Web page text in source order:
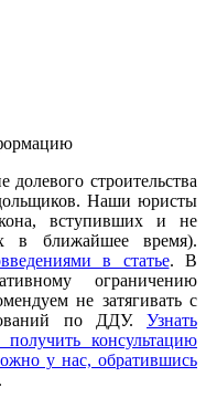
долевого строительства
Наши юристы
вступивших и не
в ближайшее время).
в статье. В
ограничению
не затягивать с
по ДДУ. Узнать
консультацию
у нас, обратившись
.